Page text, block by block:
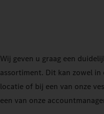
Wij geven u graag een
assortiment. Dit kan zowel
locatie of bij een van onze
een van onze